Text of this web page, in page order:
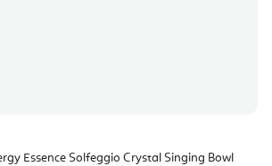
Essence Solfeggio Crystal Singing Bowl